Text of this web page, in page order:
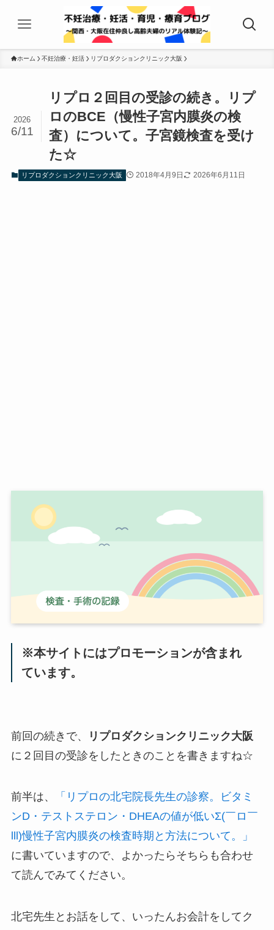
ホーム 不妊治療・妊活 リプロダクションクリニック大阪
リプロ２回目の受診の続き。リプ
ロのBCE（慢性子宮内膜炎の検
査）について。子宮鏡検査を受け
た☆
2026
6/11
リプロダクションクリニック大阪 2018年4月9日 2026年6月11日
※本サイトにはプロモーションが含まれ
ています。
前回の続きで、
リプロダクションクリニック大阪
に２回目の受診をしたときのことを書きますね☆
前半は、
「リプロの北宅院長先生の診察。ビタミ
ンD・テストステロン・DHEAの値が低いΣ(￣ロ￣
lll)慢性子宮内膜炎の検査時期と方法について。」
に書いていますので、よかったらそちらも合わせ
て読んでみてください。
北宅先生とお話をして、いったんお会計をしてク